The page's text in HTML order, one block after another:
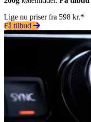
Lige nu priser fra 598 kr.*
Få tilbud